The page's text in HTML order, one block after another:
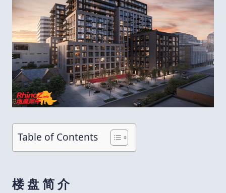
Table of Contents
楼 盘 简 介